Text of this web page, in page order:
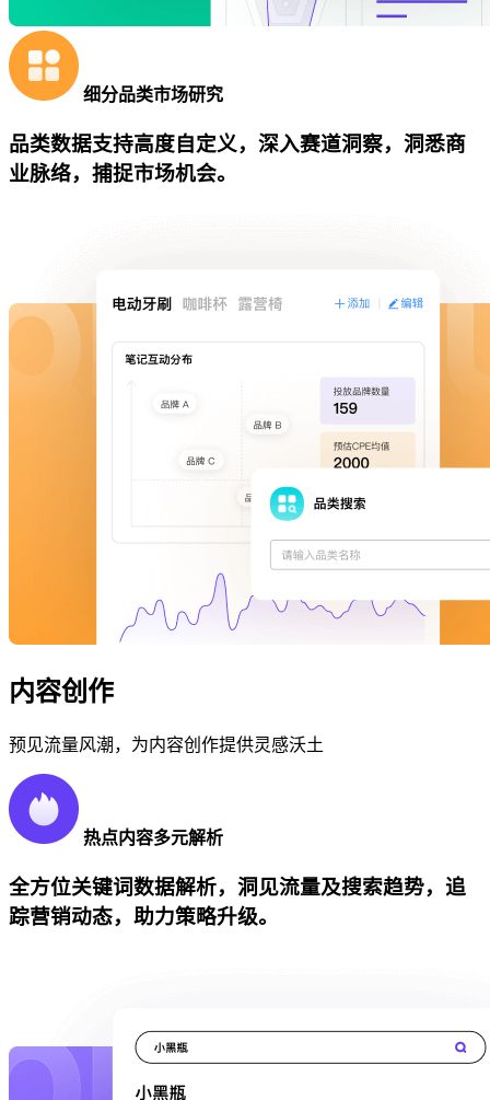
细分品类市场研究
品类数据支持高度自定义，深入赛道洞察，洞悉商
业脉络，捕捉市场机会。
内容创作
预见流量风潮，为内容创作提供灵感沃土
热点内容多元解析
全方位关键词数据解析，洞见流量及搜索趋势，追
踪营销动态，助力策略升级。